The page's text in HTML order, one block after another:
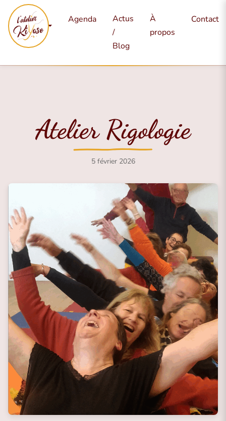
Mes
services
Agenda
Actus
/
Blog
À
propos
Contact
Atelier Rigologie
5 février 2026